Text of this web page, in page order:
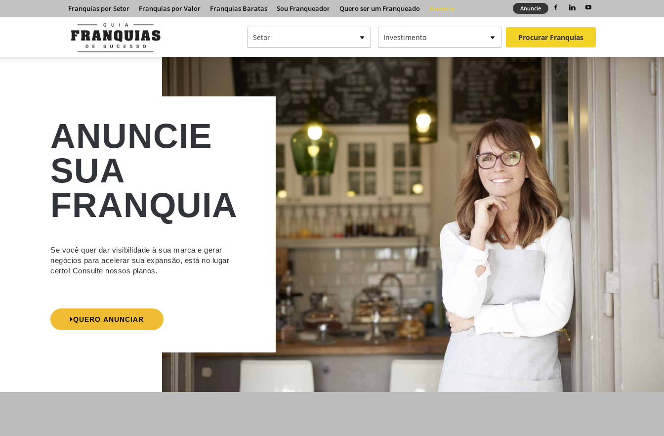
Franquias por Setor Franquias por Valor Franquias Baratas Sou Franqueador Quero ser um Franqueado Anuncie Anuncie
Sucesso
Procurar Franquias
ANUNCIE
SUA
FRANQUIA
Se você quer dar visibilidade à sua marca e gerar
negócios para acelerar sua expansão, está no lugar
certo! Consulte nossos planos.
QUERO ANUNCIAR